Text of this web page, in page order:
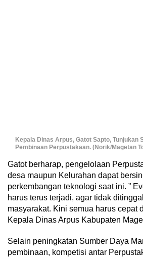
Kepala Dinas Arpus, Gatot Sapto, Tunjukan
Pembinaan Perpustakaan. (Norik/Magetan
Gatot berharap, pengelolaan
desa maupun Kelurahan dapat
perkembangan teknologi saat ini. ”
harus terus terjadi, agar tidak
masyarakat. Kini semua harus cepat
Kepala Dinas Arpus Kabupaten
Selain peningkatan Sumber Daya
pembinaan, kompetisi antar